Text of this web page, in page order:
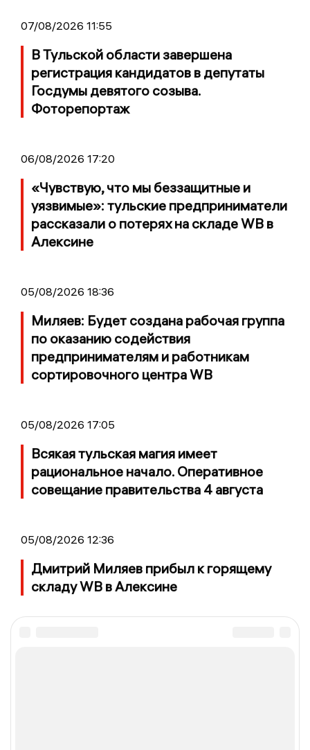
07/08/2026 11:55
В Тульской области завершена
регистрация кандидатов в депутаты
Госдумы девятого созыва.
Фоторепортаж
06/08/2026 17:20
«Чувствую, что мы беззащитные и
уязвимые»: тульские предприниматели
рассказали о потерях на складе WB в
Алексине
05/08/2026 18:36
Миляев: Будет создана рабочая группа
по оказанию содействия
предпринимателям и работникам
сортировочного центра WB
05/08/2026 17:05
Всякая тульская магия имеет
рациональное начало. Оперативное
совещание правительства 4 августа
05/08/2026 12:36
Дмитрий Миляев прибыл к горящему
складу WB в Алексине